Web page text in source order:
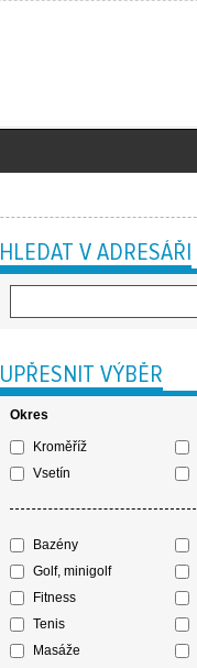
HLEDAT V ADRESÁŘI
UPŘESNIT VÝBĚR
Okres
Kroměříž
Vsetín
Bazény
Golf, minigolf
Fitness
Tenis
Masáže